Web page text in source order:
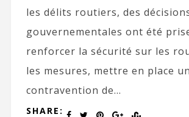
les délits routiers, des
gouvernementales ont été
renforcer la sécurité sur les
les mesures, mettre en place
contravention de...
SHARE: